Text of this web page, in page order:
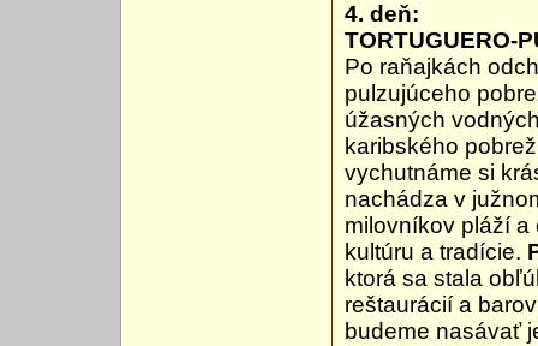
4. deň:
TORTUGUERO-
Po raňajkách
pulzujúceho
úžasných
karibského
vychutnáme si
nachádza v
milovníkov pláží
kultúru a tradície.
ktorá sa stala
reštaurácií a
budeme nasávať